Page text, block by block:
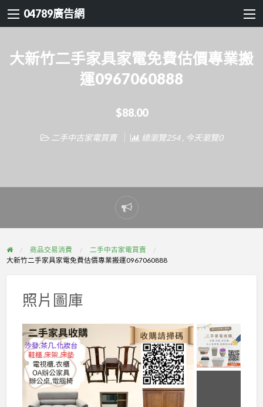
04789廣告網
大新竹二手家具家電免費估價專業搬
運0967060888
$88.00
二手中古家電買賣 總瀏覽254 , 今天瀏覽0
Report
problem
商品交易消費
二手中古家電買賣
大新竹二手家具家電免費估價專業搬運0967060888
照片圖庫